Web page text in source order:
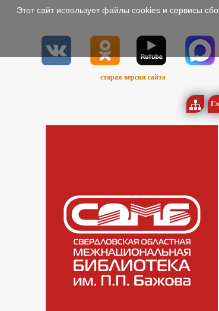
старая версия сайта
Этот сайт использует файлы cookies и сервисы